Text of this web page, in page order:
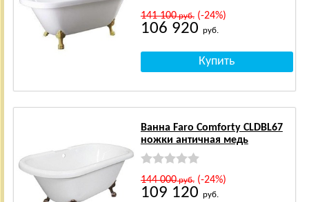
141 100руб.(-24%)
106 920 руб.
Ванна Faro Comforty CLDBL67
ножки античная медь
144 000руб.(-24%)
109 120 руб.